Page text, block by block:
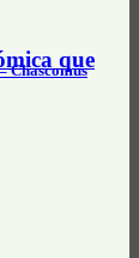
Chascomús
que